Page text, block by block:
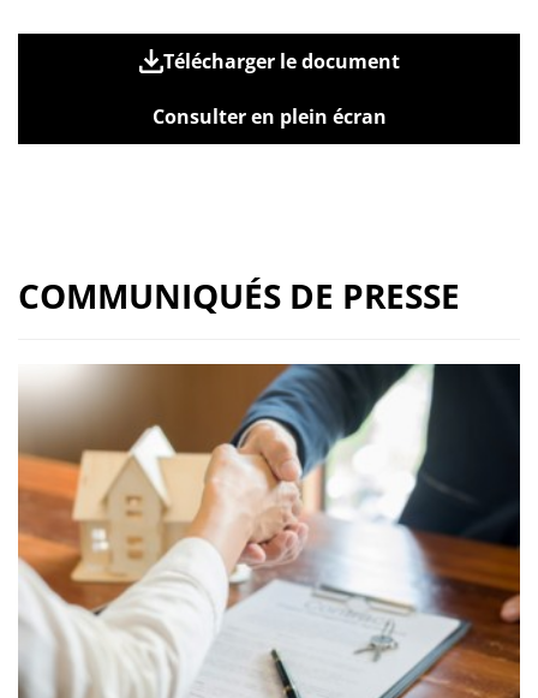
Télécharger le document
Consulter en plein écran
COMMUNIQUÉS DE PRESSE